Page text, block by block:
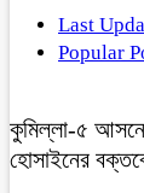
Last
Popular
কুমিল্লা-৫
হোসাইনের